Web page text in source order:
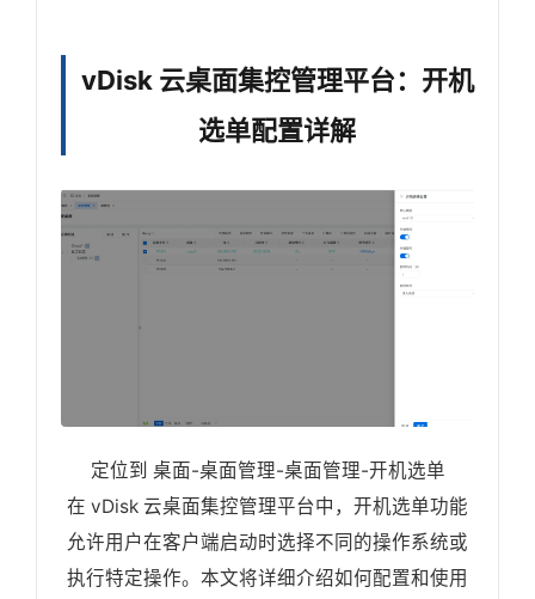
vDisk 云桌面集控管理平台：开机
选单配置详解
定位到 桌面-桌面管理-桌面管理-开机选单
在 vDisk 云桌面集控管理平台中，开机选单功能
允许用户在客户端启动时选择不同的操作系统或
执行特定操作。本文将详细介绍如何配置和使用